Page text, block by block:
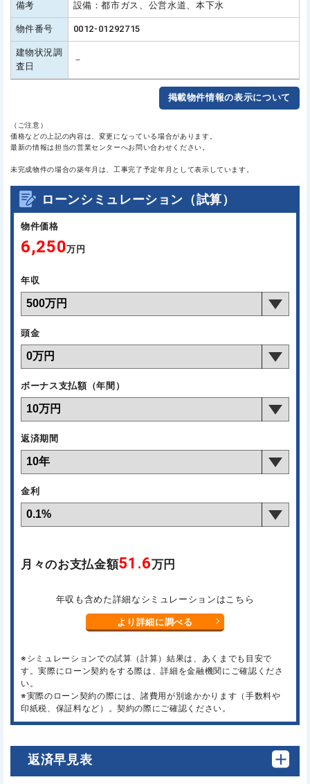
備考 設備：都市ガス、公営水道、本下水
物件番号 0012-01292715
建物状況調
査日
－
掲載物件情報の表示について
（ご注意）
価格などの上記の内容は、変更になっている場合があります。
最新の情報は担当の営業センターへお問い合わせください。
未完成物件の場合の築年月は、工事完了予定年月として表示しています。
ローンシミュレーション（試算）
物件価格
6,250万円
年収
頭金
ボーナス支払額（年間）
返済期間
金利
月々のお支払金額51.6万円
年収も含めた詳細なシミュレーションはこちら
より詳細に調べる
※シミュレーションでの試算（計算）結果は、あくまでも目安で
す。実際にローン契約をする際は、詳細を金融機関にご確認くださ
い。
※実際のローン契約の際には、諸費用が別途かかります（手数料や
印紙税、保証料など）。契約の際にご確認ください。
返済早見表